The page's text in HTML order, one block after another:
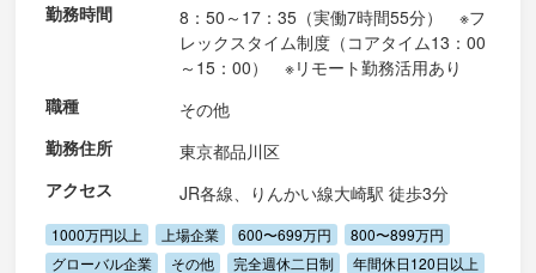
勤務時間
8：50～17：35（実働7時間55分） ※フ
レックスタイム制度（コアタイム13：00
～15：00） ※リモート勤務活用あり
職種
その他
勤務住所
東京都品川区
アクセス
JR各線、りんかい線大崎駅 徒歩3分
1000万円以上 上場企業 600〜699万円
800〜899万円
グローバル企業
その他 完全週休二日制 年間休日120日以上